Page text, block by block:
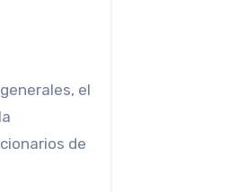
el
de